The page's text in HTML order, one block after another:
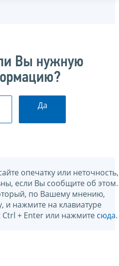
Вы нужную
Да
опечатку или неточность,
если Вы сообщите об этом.
по Вашему мнению,
и нажмите на клавиатуре
+ Enter или нажмите сюда.